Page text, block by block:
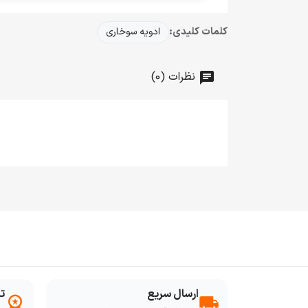
کلمات کلیدی: ادویه سوخاری
نظرات (0)
local_shippingارسال سریع workspace_premium